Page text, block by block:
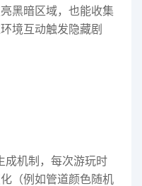
黑暗区域，也能收集
境互动触发隐藏剧
成机制，每次游玩时
（例如管道颜色随机